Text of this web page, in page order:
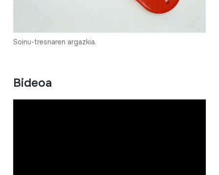
Soinu-tresnaren argazkia.
Bideoa